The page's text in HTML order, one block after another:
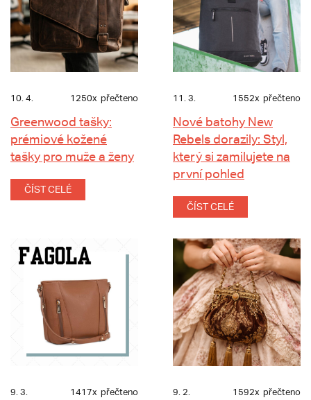
10. 4. 1250x přečteno
Greenwood tašky:
prémiové kožené
tašky pro muže a ženy
ČÍST CELÉ
11. 3. 1552x přečteno
Nové batohy New
Rebels dorazily: Styl,
který si zamilujete na
první pohled
ČÍST CELÉ
9. 3. 1417x přečteno 9. 2. 1592x přečteno